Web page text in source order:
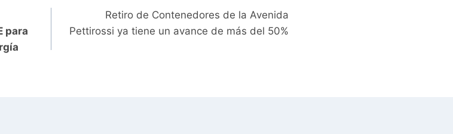
para
Retiro de Contenedores de la Avenida
Pettirossi ya tiene un avance de más del 50%